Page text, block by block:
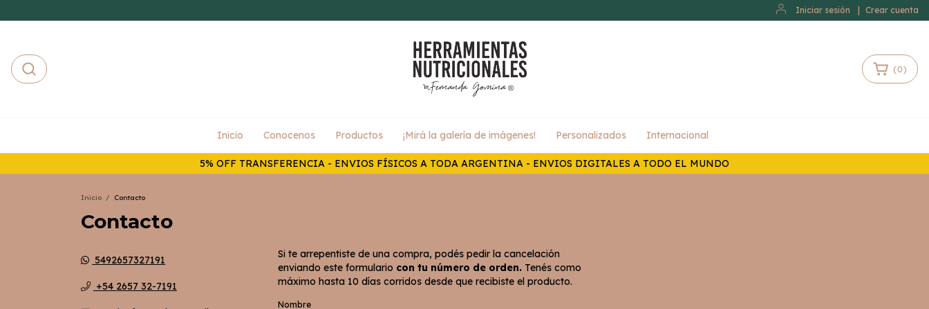
Iniciar sesión Crear cuenta
5% OFF TRANSFERENCIA - ENVIOS FÍSICOS A TODA ARGENTINA - ENVIOS DIGITALES A TODO EL MUNDO
(0)
Inicio Conocenos Productos ¡Mirá la galería de imágenes! Personalizados Internacional
Inicio / Contacto
Contacto
5492657327191
+54 2657 32-7191
Si te arrepentiste de una compra, podés pedir la cancelación
enviando este formulario con tu número de orden. Tenés como
máximo hasta 10 días corridos desde que recibiste el producto.
Nombre